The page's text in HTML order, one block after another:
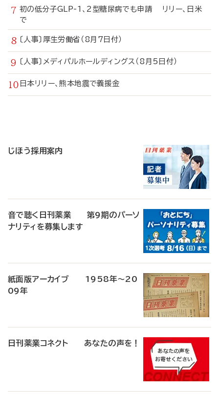
初の低分子GLP-1、2型糖尿病でも申請 リリー、日米
で
〔人事〕厚生労働省（8月7日付）
〔人事〕メディパルホールディングス（8月5日付）
日本リリー、熊本地震で義援金
じほう採用案内
音で聴く日刊薬業 第9期のパーソ
ナリティを募集します
紙面版アーカイブ 1958年～20
09年
日刊薬業コネクト あなたの声を！